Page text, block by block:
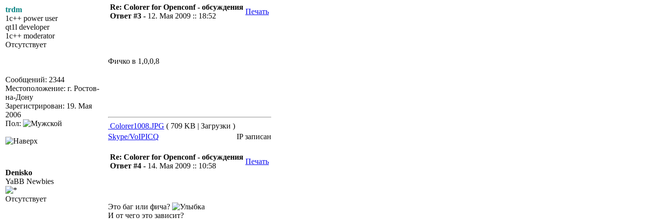
trdm
1c++ power user
qt1l developer
1c++ moderator
Отсутствует
Сообщений: 2344
Местоположение: г. Ростов-
на-Дону
Зарегистрирован: 19. Мая
2006
Пол:
Re: Colorer for Openconf - обсуждения
Ответ #3 - 12. Мая 2009 :: 18:52
Печать
Фичко в 1,0,0,8
Colorer1008.JPG ( 709 KB | Загрузки )
Skype/VoIPICQ IP записан
Denisko
YaBB Newbies
Отсутствует
Re: Colorer for Openconf - обсуждения
Ответ #4 - 14. Мая 2009 :: 10:58
Печать
Это баг или фича?
И от чего это зависит?